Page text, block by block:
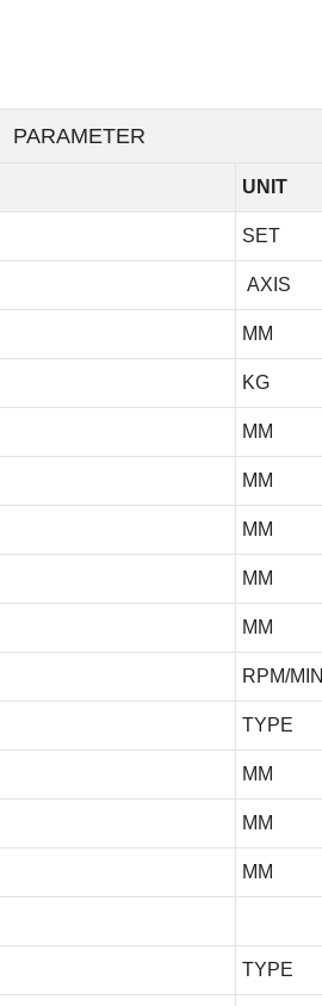
PARAMETER
UNIT
SET
AXIS
MM
KG
MM
MM
MM
MM
MM
RPM/MIN
TYPE
MM
MM
MM
TYPE